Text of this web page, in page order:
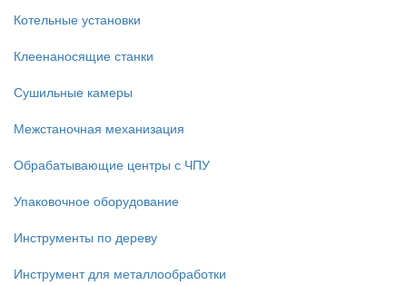
Котельные установки
Клеенаносящие станки
Сушильные камеры
Межстаночная механизация
Обрабатывающие центры с ЧПУ
Упаковочное оборудование
Инструменты по дереву
Инструмент для металлообработки